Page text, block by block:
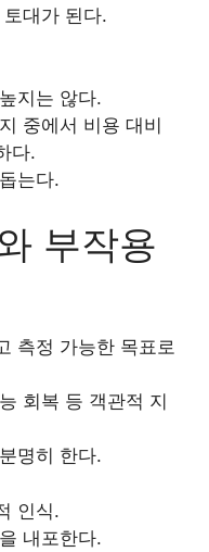
대가 된다.
지는 않다.
중에서 비용 대비
다.
는다.
부작용
측정 가능한 목표로
회복 등 객관적 지
명히 한다.
인식.
내포한다.